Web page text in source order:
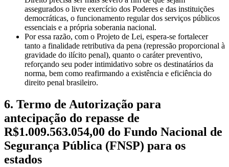
assegurados o livre exercício dos Poderes e das instituições
democráticas, o funcionamento regular dos serviços públicos
essenciais e a própria soberania nacional.
Por essa razão, com o Projeto de Lei, espera-se fortalecer
tanto a finalidade retributiva da pena (repressão proporcional à
gravidade do ilícito penal), quanto o caráter preventivo,
reforçando seu poder intimidativo sobre os destinatários da
norma, bem como reafirmando a existência e eficiência do
direito penal brasileiro.
6. Termo de Autorização para
antecipação do repasse de
R$1.009.563.054,00 do Fundo Nacional de
Segurança Pública (FNSP) para os
estados